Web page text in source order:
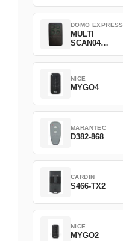
DOMO EXPRESS
MULTI
SCAN04
NICE
MYGO4
MARANTEC
D382-868
CARDIN
S466-TX2
NICE
MYGO2